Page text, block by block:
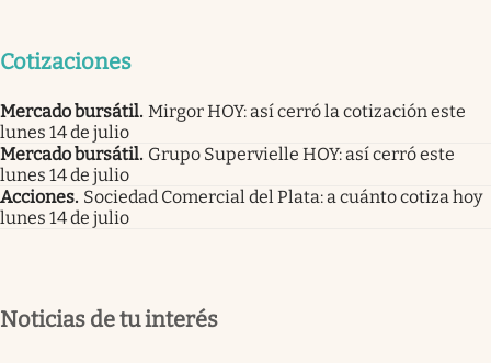
Cotizaciones
Mercado bursátil. Mirgor HOY: así cerró la cotización este
lunes 14 de julio
Mercado bursátil. Grupo Supervielle HOY: así cerró este
lunes 14 de julio
Acciones. Sociedad Comercial del Plata: a cuánto cotiza hoy
lunes 14 de julio
Noticias de tu interés